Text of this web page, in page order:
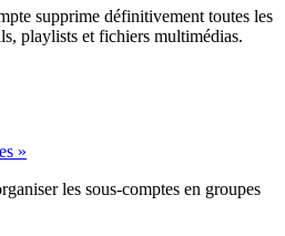
supprime définitivement toutes les
playlists et fichiers multimédias.
»
les sous-comptes en groupes